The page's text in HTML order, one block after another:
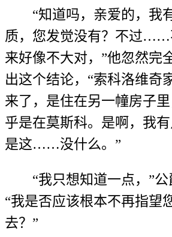
“知道吗，亲爱的，我
质，您发觉没有？不过……
来好像不大对，”他忽然完
出这个结论，“索科洛维奇
来了，是住在另一幢房子
乎是在莫斯科。是啊，我
是这……没什么。”
“我只想知道一点，”公
“我是否应该根本不再指望
去？”